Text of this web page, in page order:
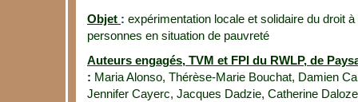
Objet : expérimentation locale et solidaire du droit à
personnes en situation de pauvreté
Auteurs engagés, TVM et FPI du RWLP, de
: Maria Alonso, Thérèse-Marie Bouchat, Damien
Jennifer Cayerc, Jacques Dadzie, Catherine